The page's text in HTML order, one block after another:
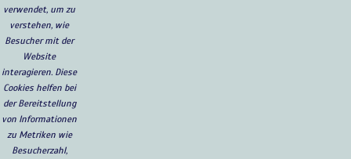
verwendet, um zu
verstehen, wie
Besucher mit der
Website
interagieren. Diese
Cookies helfen bei
der Bereitstellung
von Informationen
zu Metriken wie
Besucherzahl,